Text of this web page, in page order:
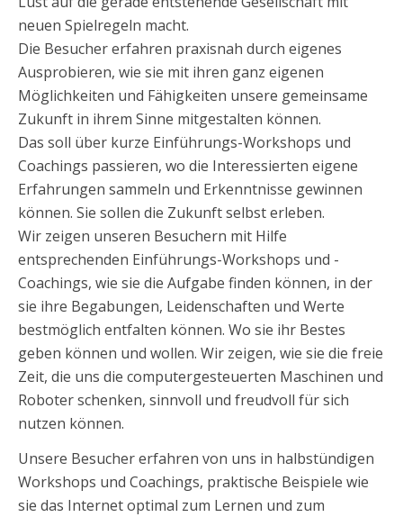
neuen Spielregeln macht.
Die Besucher erfahren praxisnah durch eigenes
Ausprobieren, wie sie mit ihren ganz eigenen
Möglichkeiten und Fähigkeiten unsere gemeinsame
Zukunft in ihrem Sinne mitgestalten können.
Das soll über kurze Einführungs-Workshops und
Coachings passieren, wo die Interessierten eigene
Erfahrungen sammeln und Erkenntnisse gewinnen
können. Sie sollen die Zukunft selbst erleben.
Wir zeigen unseren Besuchern mit Hilfe
entsprechenden Einführungs-Workshops und -
Coachings, wie sie die Aufgabe finden können, in der
sie ihre Begabungen, Leidenschaften und Werte
bestmöglich entfalten können. Wo sie ihr Bestes
geben können und wollen. Wir zeigen, wie sie die freie
Zeit, die uns die computergesteuerten Maschinen und
Roboter schenken, sinnvoll und freudvoll für sich
nutzen können.
Unsere Besucher erfahren von uns in halbstündigen
Workshops und Coachings, praktische Beispiele wie
sie das Internet optimal zum Lernen und zum